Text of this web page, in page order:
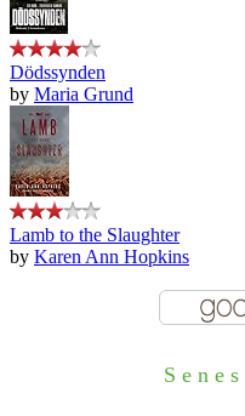
Dödssynden
by Maria Grund
Lamb to the Slaughter
by Karen Ann Hopkins